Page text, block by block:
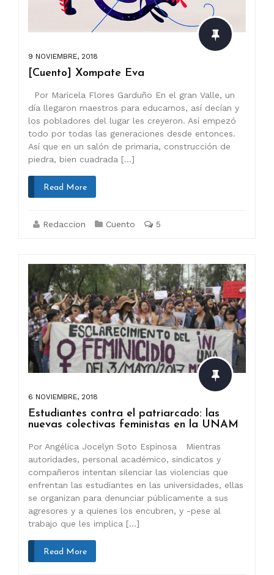
9 NOVIEMBRE, 2018
[Cuento] Xompate Eva
Por Maricela Flores Garduño En el gran Valle, un
día llegaron maestros para educarnos, así decían y
los pobladores del lugar les creyeron. Así empezó
todo por todas las generaciones desde entonces.
Así que en un salón de primaria, construcción de
piedra, bien cuadrada […]
Read More
Redaccion Cuento 5
6 NOVIEMBRE, 2018
Estudiantes contra el patriarcado: las
nuevas colectivas feministas en la UNAM
Por Angélica Jocelyn Soto Espinosa Mientras
autoridades, personal académico, sindicatos y
compañeros intentan silenciar las violencias que
enfrentan las estudiantes en las universidades, ellas
se organizan para denunciar públicamente a sus
agresores y a quienes los encubren, y -pese al
trabajo que les implica […]
Read More